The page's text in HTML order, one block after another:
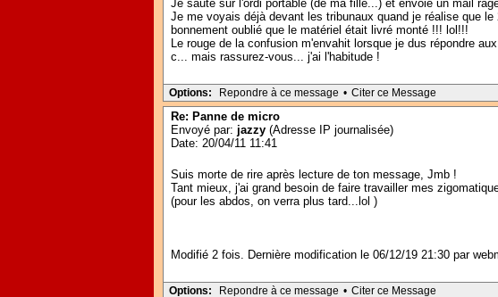
Je saute sur l'ordi portable (de ma fille...) et envoie un mail
Je me voyais déjà devant les tribunaux quand je réalise que
bonnement oublié que le matériel était livré monté !!! lol!!!
Le rouge de la confusion m'envahit lorsque je dus répondre
c... mais rassurez-vous... j'ai l'habitude !
Options: Repondre à ce message • Citer ce Message
Re: Panne de micro
Envoyé par: jazzy (Adresse IP journalisée)
Date: 20/04/11 11:41
Suis morte de rire après lecture de ton message, Jmb !
Tant mieux, j'ai grand besoin de faire travailler mes
(pour les abdos, on verra plus tard...lol )
Modifié 2 fois. Dernière modification le 06/12/19 21:30 par
Options: Repondre à ce message • Citer ce Message